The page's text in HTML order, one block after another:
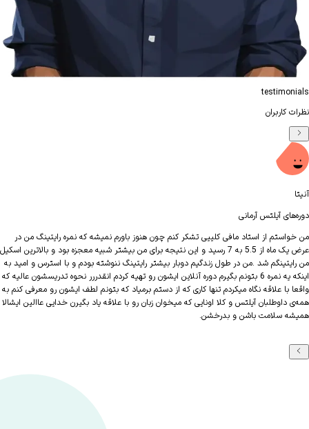
کاربران
آیلتس آرمانی
از استاد مافی کلییی تشکر کنم چون هنوز باورم نمیشه که نمره رایتینگ من در
عرض یک ماه از 5.5 به 7 رسید و این نتیجه برای من بیشتر شبیه معجزه بود و بالاترین اسکیل
شد .من در طول زندگیم دوبار بیشتر رایتینگ ننوشته بودم و با استرس و امید به
اینکه یه نمره 6 بتونم بگیرم دوره آنلاین ایشون رو تهیه کردم انقدررر نحوه تدریسشون عالیه که
با علاقه نگاه میکردم تنها کاری که از دستم برمیاد که بتونم لطف ایشون رو معرفی کنم به
داوطلبان آیلتس و کلا اونایی که میخوان زبان رو با علاقه یاد بگیرن خدایی عاالین ایشالا
سلامت باشن و بدرخشن.
کنم.